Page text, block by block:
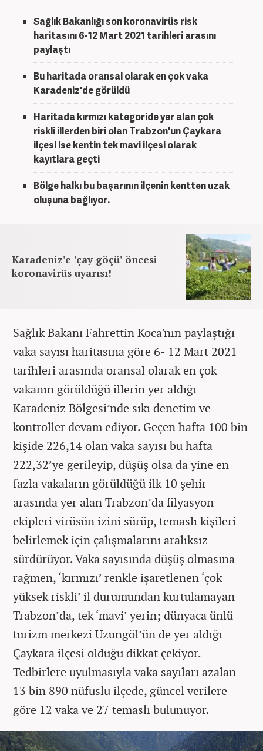
Sağlık Bakanlığı son koronavirüs risk
haritasını 6-12 Mart 2021 tarihleri arasını
paylaştı
Bu haritada oransal olarak en çok vaka
Karadeniz'de görüldü
Haritada kırmızı kategoride yer alan çok
riskli illerden biri olan Trabzon'un Çaykara
ilçesi ise kentin tek mavi ilçesi olarak
kayıtlara geçti
Bölge halkı bu başarının ilçenin kentten uzak
oluşuna bağlıyor.
Karadeniz'e 'çay göçü' öncesi
koronavirüs uyarısı!
Sağlık Bakanı Fahrettin Koca'nın paylaştığı
vaka sayısı haritasına göre 6- 12 Mart 2021
tarihleri arasında oransal olarak en çok
vakanın görüldüğü illerin yer aldığı
Karadeniz Bölgesi’nde sıkı denetim ve
kontroller devam ediyor. Geçen hafta 100 bin
kişide 226,14 olan vaka sayısı bu hafta
222,32’ye gerileyip, düşüş olsa da yine en
fazla vakaların görüldüğü ilk 10 şehir
arasında yer alan Trabzon’da filyasyon
ekipleri virüsün izini sürüp, temaslı kişileri
belirlemek için çalışmalarını aralıksız
sürdürüyor. Vaka sayısında düşüş olmasına
rağmen, ‘kırmızı’ renkle işaretlenen ‘çok
yüksek riskli’ il durumundan kurtulamayan
Trabzon’da, tek ‘mavi’ yerin; dünyaca ünlü
turizm merkezi Uzungöl’ün de yer aldığı
Çaykara ilçesi olduğu dikkat çekiyor.
Tedbirlere uyulmasıyla vaka sayıları azalan
13 bin 890 nüfuslu ilçede, güncel verilere
göre 12 vaka ve 27 temaslı bulunuyor.